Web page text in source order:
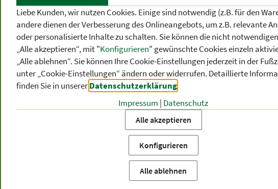
Seit 1903
KATEGORIEN
THEMEN-
BEREICHE
VON A BIS Z
Startseite Produktkategorien
versandkostenfrei
Liebe Kunden, wir nutzen Cookies. Einige sind notwendig (z.B. für den
andere dienen der Verbesserung des Onlineangebots, um z.B. relevante
oder personalisierte Inhalte zu schalten. Sie können die nicht
„Alle akzeptieren“, mit "Konfigurieren" gewünschte Cookies einzeln
„Alle ablehnen“. Sie können Ihre Cookie-Einstellungen jederzeit in der
unter „Cookie-Einstellungen“ ändern oder widerrufen. Detaillierte
finden Sie in unsererDatenschutzerklärung
Impressum | Datenschutz
Alle akzeptieren
Konfigurieren
Alle ablehnen